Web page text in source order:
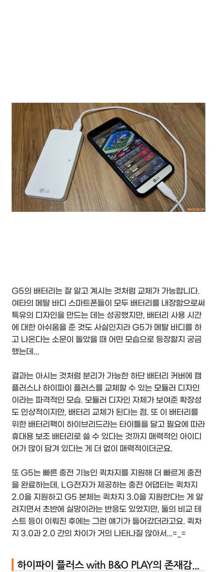
G5의 배터리는 잘 알고 계시는 것처럼 교체가 가능합니다.
여타의 메탈 바디 스마트폰들이 모두 배터리를 내장함으로써
특유의 디자인을 만드는 데는 성공했지만, 배터리 사용 시간
에 대한 아쉬움을 준 것도 사실인지라 G5가 메탈 바디를 하
고 나온다는 소문이 돌았을 때 어떤 모습으로 등장할지 궁금
했는데...
결과는 아시는 것처럼 분리가 가능한 하단 배터리 커버에 캠
플러스나 하이파이 플러스를 교체할 수 있는 모듈러 디자인
이라는 파격적인 모습. 모듈러 디자인 자체가 보여준 확장성
도 인상적이지만, 배터리 교체가 된다는 점. 또 이 배터리를
위한 배터리팩이 하이브리드라는 타이틀을 달고 필요에 따라
휴대용 보조 배터리로 쓸 수 있다는 것까지 매력적인 아이디
어가 많이 담겨 있다는 게 더 없이 매력적이더군요.
또 G5는 빠른 충전 기능인 퀵차지를 지원해 더 빠르게 충전
을 완료하는데, LG전자가 제공하는 충전 어댑터는 퀵차지
2.0을 지원하고 G5 본체는 퀵차지 3.0을 지원한다는 게 알
려지면서 초반에 실망이라는 반응도 있었지만, 둘의 비교 테
스트 등이 이뤄진 후에는 그런 얘기가 들어갔더라고요. 퀵차
지 3.0과 2.0 간의 차이가 거의 나타나질 않아서...=_=
하이파이 플러스 with B&O PLAY의 존재감...